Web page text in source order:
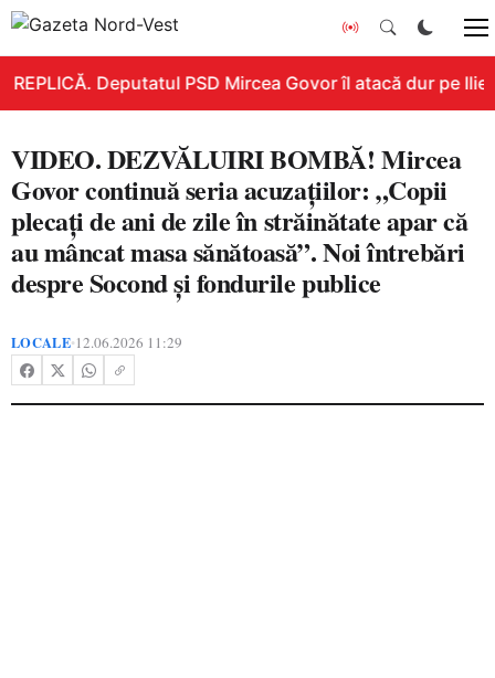
REPLICĂ. Deputatul PSD Mircea Govor îl atacă dur pe
VIDEO. DEZVĂLUIRI BOMBĂ! Mircea
Govor continuă seria acuzațiilor: „Copii
plecați de ani de zile în străinătate apar că
au mâncat masa sănătoasă”. Noi întrebări
despre Socond și fondurile publice
LOCALE•12.06.2026 11:29